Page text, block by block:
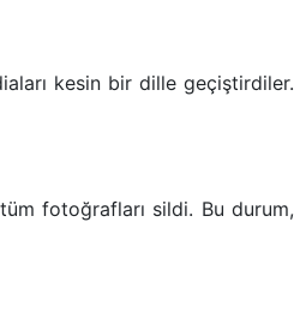
kesin bir dille geçiştirdiler.
fotoğrafları sildi. Bu durum,